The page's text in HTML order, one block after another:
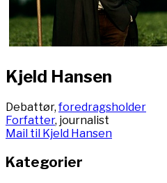
Kjeld Hansen
Debattør,foredragsholder
Forfatter, journalist
Mail til Kjeld Hansen
Kategorier